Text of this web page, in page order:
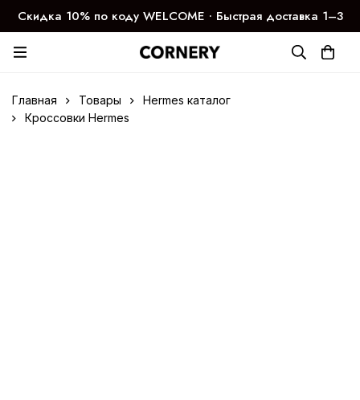
Скидка 10% по коду WELCOME ∙ Быстрая доставка 1–3
дня
Главная Товары
Hermes каталог
Кроссовки Hermes